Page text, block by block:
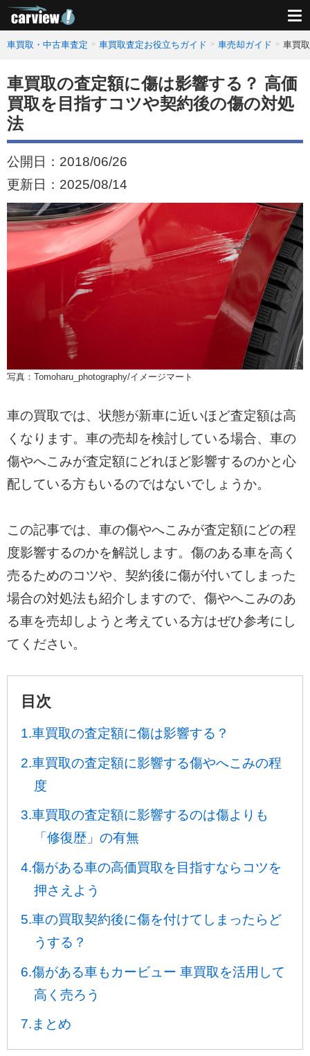
車買取・中古車査定 車買取査定お役立ちガイド 車売却ガイド 車買
車買取の査定額に傷は影響する？ 高価
買取を目指すコツや契約後の傷の対処
法
公開日： 2018/06/26
更新日： 2025/08/14
写真：Tomoharu_photography/イメージマート
車の買取では、状態が新車に近いほど査定額は高
くなります。車の売却を検討している場合、車の
傷やへこみが査定額にどれほど影響するのかと心
配している方もいるのではないでしょうか。
この記事では、車の傷やへこみが査定額にどの程
度影響するのかを解説します。傷のある車を高く
売るためのコツや、契約後に傷が付いてしまった
場合の対処法も紹介しますので、傷やへこみのあ
る車を売却しようと考えている方はぜひ参考にし
てください。
目次
1.車買取の査定額に傷は影響する？
2.車買取の査定額に影響する傷やへこみの程
度
3.車買取の査定額に影響するのは傷よりも
「修復歴」の有無
4.傷がある車の高価買取を目指すならコツを
押さえよう
5.車の買取契約後に傷を付けてしまったらど
うする？
6.傷がある車もカービュー 車買取を活用して
高く売ろう
7.まとめ